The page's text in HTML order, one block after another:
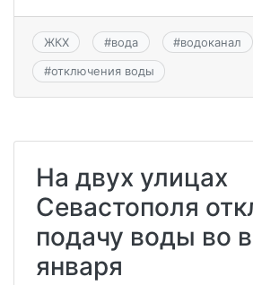
ЖКХ #вода #водоканал
#отключения воды
На двух улицах
Севастополя
подачу воды во
января